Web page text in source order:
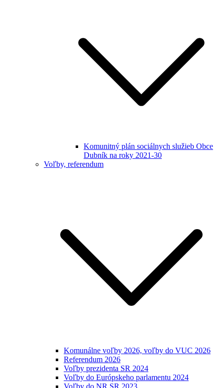
Komunitný plán sociálnych služieb Obce
Dubník na roky 2021-30
Voľby, referendum
Komunálne voľby 2026, voľby do VUC 2026
Referendum 2026
Voľby prezidenta SR 2024
Voľby do Európskeho parlamentu 2024
Voľby do NR SR 2023